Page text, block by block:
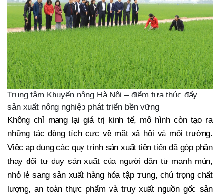
Trung tâm Khuyến nông Hà Nội – điểm tựa thúc đẩy
sản xuất nông nghiệp phát triển bền vững
Không chỉ mang lại giá trị kinh tế, mô hình còn tạo ra
những tác động tích cực về mặt xã hội và môi trường.
Việc áp dụng các quy trình sản xuất tiên tiến đã góp phần
thay đổi tư duy sản xuất của người dân từ manh mún,
nhỏ lẻ sang sản xuất hàng hóa tập trung, chú trọng chất
lượng, an toàn thực phẩm và truy xuất nguồn gốc sản